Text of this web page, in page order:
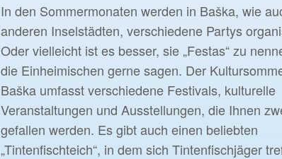
In den Sommermonaten werden in Baška, wie
anderen Inselstädten, verschiedene Partys
Oder vielleicht ist es besser, sie „Festas“ zu
die Einheimischen gerne sagen. Der
Baška umfasst verschiedene Festivals, kulturelle
Veranstaltungen und Ausstellungen, die Ihnen
gefallen werden. Es gibt auch einen beliebten
„Tintenfischteich“, in dem sich Tintenfischjäger